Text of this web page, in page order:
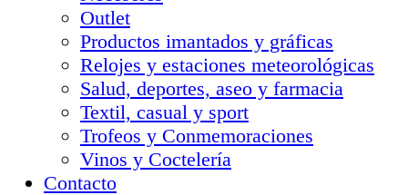
Outlet
Productos imantados y gráficas
Relojes y estaciones meteorológicas
Salud, deportes, aseo y farmacia
Textil, casual y sport
Trofeos y Conmemoraciones
Vinos y Coctelería
Contacto